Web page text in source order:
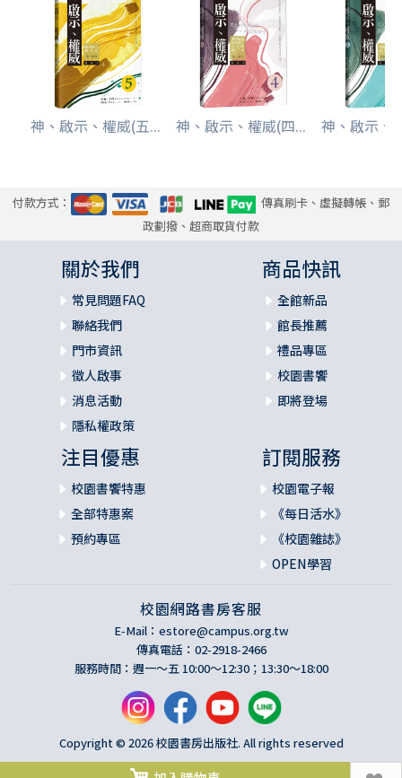
神、啟示、權威(五... 神、啟示、權威(四... 神、啟示、
付款方式：
傳真刷卡、虛擬轉帳、郵
政劃撥、超商取貨付款
關於我們
常見問題FAQ
聯絡我們
門市資訊
徵人啟事
消息活動
隱私權政策
商品快訊
全館新品
館長推薦
禮品專區
校園書饗
即將登場
注目優惠
校園書饗特惠
全部特惠案
預約專區
訂閱服務
校園電子報
《每日活水》
《校園雜誌》
OPEN學習
校園網路書房客服
E-Mail： estore@campus.org.tw
傳真電話：02-2918-2466
服務時間：週一～五 10:00～12:30；13:30～18:00
Copyright © 2026 校園書房出版社. All rights reserved